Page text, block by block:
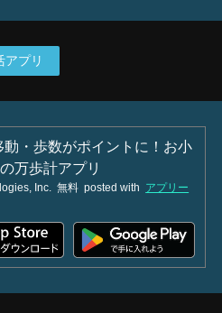
アプリ
動・歩数がポイントに！お小
万歩計アプリ
Inc. 無料 posted with アプリー